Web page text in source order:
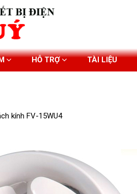
HỖ TRỢ TÀI LIỆU
kính FV-15WU4